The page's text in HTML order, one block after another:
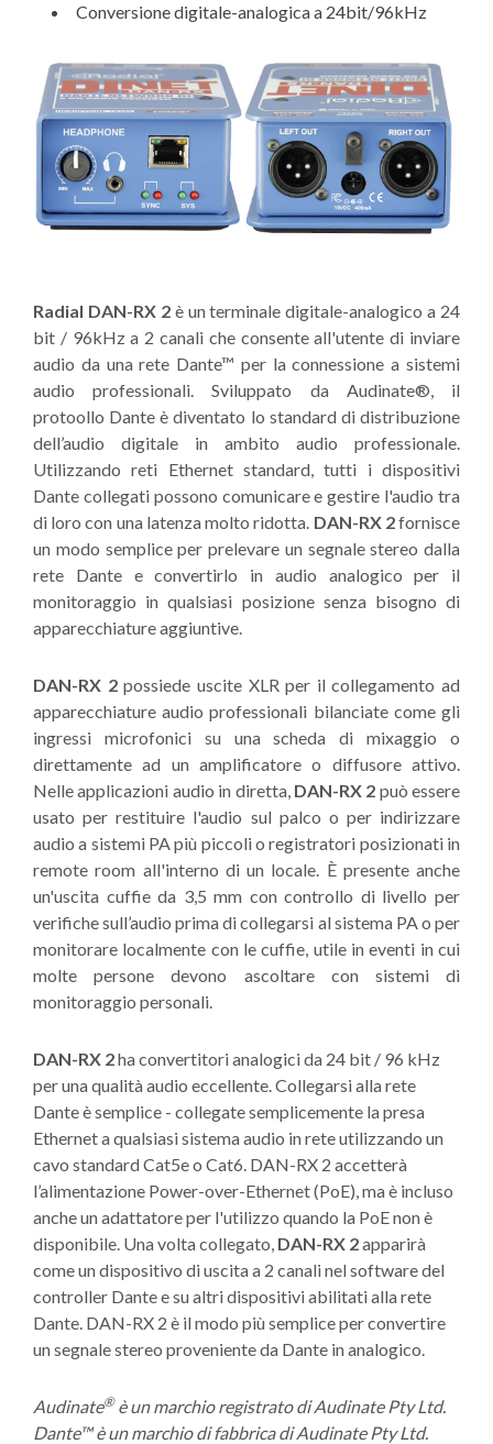
Conversione digitale-analogica a 24bit/96kHz
Radial DAN-RX 2è un terminale digitale-analogico a 24
bit / 96kHz a 2 canali che consente all'utente di inviare
audio da una rete Dante™ per la connessione a sistemi
audio professionali. Sviluppato da Audinate®, il
protoollo Dante è diventato lo standard di distribuzione
dell’audio digitale in ambito audio professionale.
Utilizzando reti Ethernet standard, tutti i dispositivi
Dante collegati possono comunicare e gestire l'audio tra
di loro con una latenza molto ridotta. DAN-RX 2fornisce
un modo semplice per prelevare un segnale stereo dalla
rete Dante e convertirlo in audio analogico per il
monitoraggio in qualsiasi posizione senza bisogno di
apparecchiature aggiuntive.
DAN-RX 2possiede uscite XLR per il collegamento ad
apparecchiature audio professionali bilanciate come gli
ingressi microfonici su una scheda di mixaggio o
direttamente ad un amplificatore o diffusore attivo.
Nelle applicazioni audio in diretta, DAN-RX 2 può essere
usato per restituire l'audio sul palco o per indirizzare
audio a sistemi PA più piccoli o registratori posizionati in
remote room all'interno di un locale. È presente anche
un'uscita cuffie da 3,5 mm con controllo di livello per
verifiche sull’audio prima di collegarsi al sistema PA o per
monitorare localmente con le cuffie, utile in eventi in cui
molte persone devono ascoltare con sistemi di
monitoraggio personali.
DAN-RX 2ha convertitori analogici da 24 bit / 96 kHz
per una qualità audio eccellente. Collegarsi alla rete
Dante è semplice - collegate semplicemente la presa
Ethernet a qualsiasi sistema audio in rete utilizzando un
cavo standard Cat5e o Cat6. DAN-RX 2 accetterà
l’alimentazione Power-over-Ethernet (PoE), ma è incluso
anche un adattatore per l'utilizzo quando la PoE non è
disponibile. Una volta collegato, DAN-RX 2apparirà
come un dispositivo di uscita a 2 canali nel software del
controller Dante e su altri dispositivi abilitati alla rete
Dante. DAN-RX 2 è il modo più semplice per convertire
un segnale stereo proveniente da Dante in analogico.
Audinate®è un marchio registrato di Audinate Pty Ltd.
Dante™ è un marchio di fabbrica di Audinate Pty Ltd.